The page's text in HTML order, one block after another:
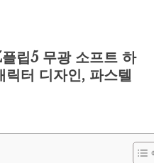
립5 무광 소프트 하
터 디자인, 파스텔